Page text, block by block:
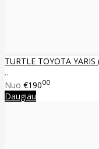
TURTLE TOYOTA
..
Nuo €19000
Daugiau